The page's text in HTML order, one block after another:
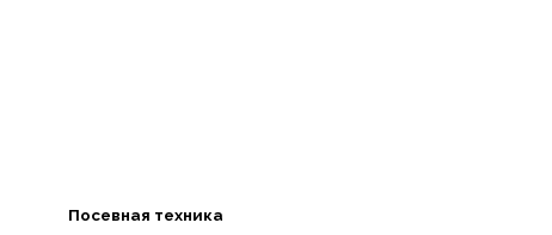
Посевная техника